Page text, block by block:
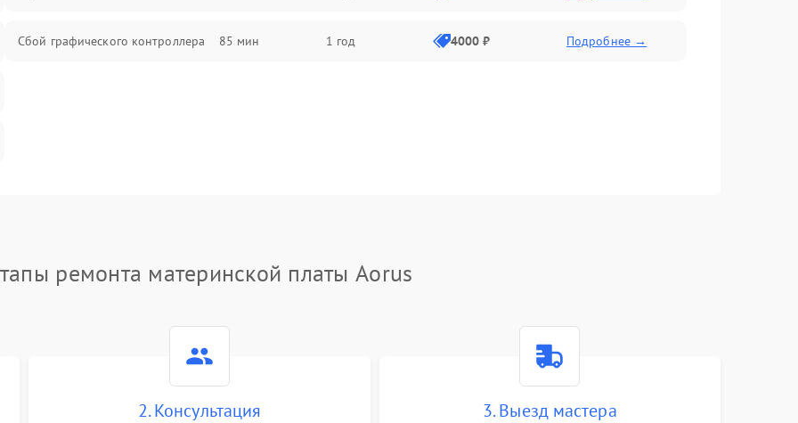
Сбой графического контроллера 85 мин 1 год 4000 ₽ Подробнее →
ремонта материнской платы Aorus
2. Консультация 3. Выезд мастера